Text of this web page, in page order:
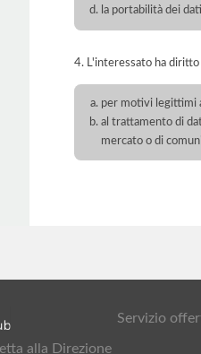
la portabilità dei
4. L'interessato ha
per motivi legittimi
al trattamento di
mercato o di
alla Direzione
Servizio